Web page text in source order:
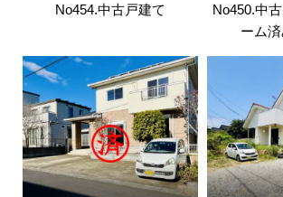
No454.中古戸建て
No450.中
ーム